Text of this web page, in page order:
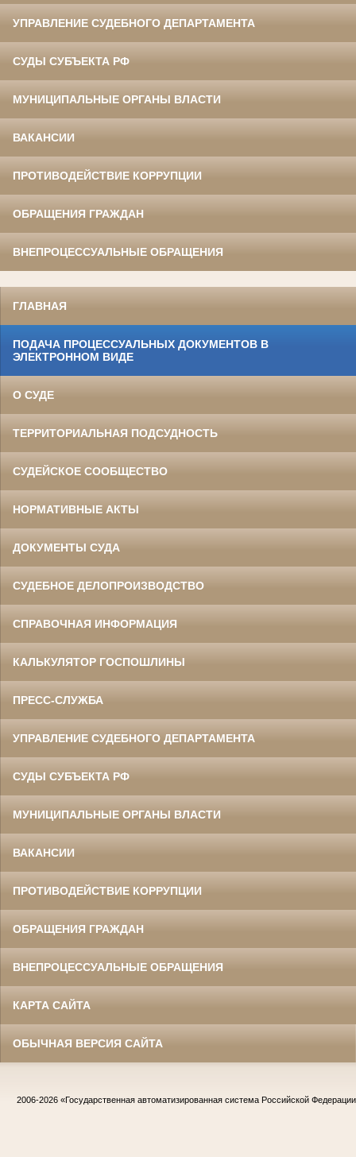
УПРАВЛЕНИЕ СУДЕБНОГО ДЕПАРТАМЕНТА
СУДЫ СУБЪЕКТА РФ
МУНИЦИПАЛЬНЫЕ ОРГАНЫ ВЛАСТИ
ВАКАНСИИ
ПРОТИВОДЕЙСТВИЕ КОРРУПЦИИ
ОБРАЩЕНИЯ ГРАЖДАН
ВНЕПРОЦЕССУАЛЬНЫЕ ОБРАЩЕНИЯ
ГЛАВНАЯ
ПОДАЧА ПРОЦЕССУАЛЬНЫХ ДОКУМЕНТОВ В
ЭЛЕКТРОННОМ ВИДЕ
О СУДЕ
ТЕРРИТОРИАЛЬНАЯ ПОДСУДНОСТЬ
СУДЕЙСКОЕ СООБЩЕСТВО
НОРМАТИВНЫЕ АКТЫ
ДОКУМЕНТЫ СУДА
СУДЕБНОЕ ДЕЛОПРОИЗВОДСТВО
СПРАВОЧНАЯ ИНФОРМАЦИЯ
КАЛЬКУЛЯТОР ГОСПОШЛИНЫ
ПРЕСС-СЛУЖБА
УПРАВЛЕНИЕ СУДЕБНОГО ДЕПАРТАМЕНТА
СУДЫ СУБЪЕКТА РФ
МУНИЦИПАЛЬНЫЕ ОРГАНЫ ВЛАСТИ
ВАКАНСИИ
ПРОТИВОДЕЙСТВИЕ КОРРУПЦИИ
ОБРАЩЕНИЯ ГРАЖДАН
ВНЕПРОЦЕССУАЛЬНЫЕ ОБРАЩЕНИЯ
КАРТА САЙТА
ОБЫЧНАЯ ВЕРСИЯ САЙТА
2006-2026 «Государственная автоматизированная система Российской